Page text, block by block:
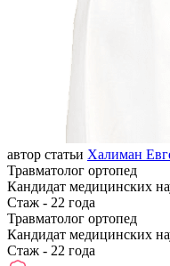
автор статьи Халиман
Травматолог ортопед
Кандидат медицинских
Стаж - 22 года
Травматолог ортопед
Кандидат медицинских
Стаж - 22 года